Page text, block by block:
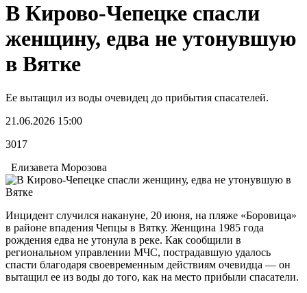
В Кирово-Чепецке спасли
женщину, едва не утонувшую
в Вятке
Ее вытащил из воды очевидец до прибытия спасателей.
21.06.2026 15:00
3017
Елизавета Морозова
Инцидент случился накануне, 20 июня, на пляже «Боровица»
в районе впадения Чепцы в Вятку. Женщина 1985 года
рождения едва не утонула в реке. Как сообщили в
региональном управлении МЧС, пострадавшую удалось
спасти благодаря своевременным действиям очевидца — он
вытащил ее из воды до того, как на место прибыли спасатели.